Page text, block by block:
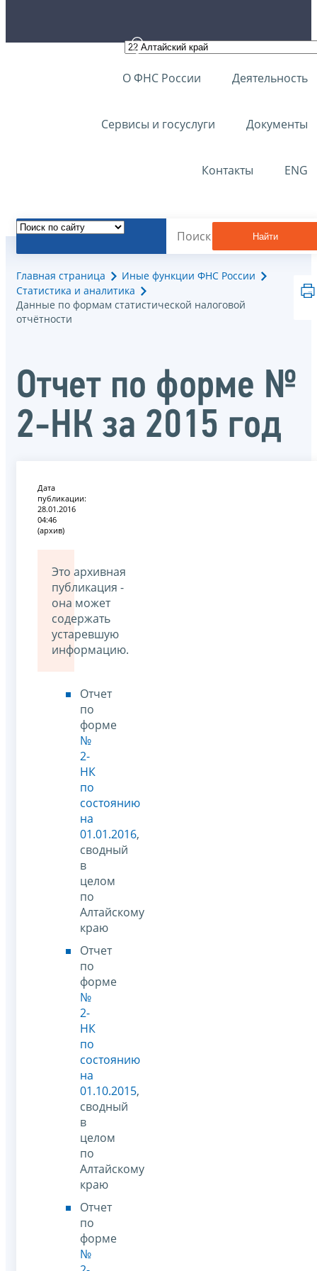
О ФНС России Деятельность
Сервисы и госуслуги Документы
Контакты ENG
Найти
Главная страница
Иные функции ФНС России
Статистика и аналитика
Данные по формам статистической налоговой
отчётности
Отчет по форме №
2-НК за 2015 год
Дата
публикации:
28.01.2016
04:46
(архив)
Это архивная
публикация -
она может
содержать
устаревшую
информацию.
Отчет
по
форме
№
2-
НК
по
состоянию
на
01.01.2016,
сводный
в
целом
по
Алтайскому
краю
Отчет
по
форме
№
2-
НК
по
состоянию
на
01.10.2015,
сводный
в
целом
по
Алтайскому
краю
Отчет
по
форме
№